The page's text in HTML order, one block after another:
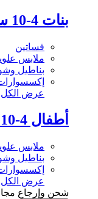
بنات 4-10 سنوات
فساتين
ملابس
بناطيل
عرض الكل
أطفال 4-10 سنوات
ملابس
بناطيل
عرض الكل
شحن وإرجاع